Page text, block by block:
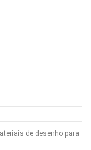
de desenho para